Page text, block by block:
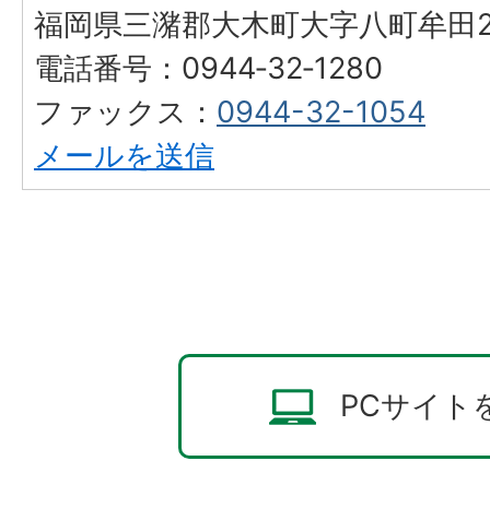
福岡県三潴郡大木町大字八町牟
電話番号：0944‐32‐1280
ファックス： 0944-32-1054
メールを送信
PCサイト